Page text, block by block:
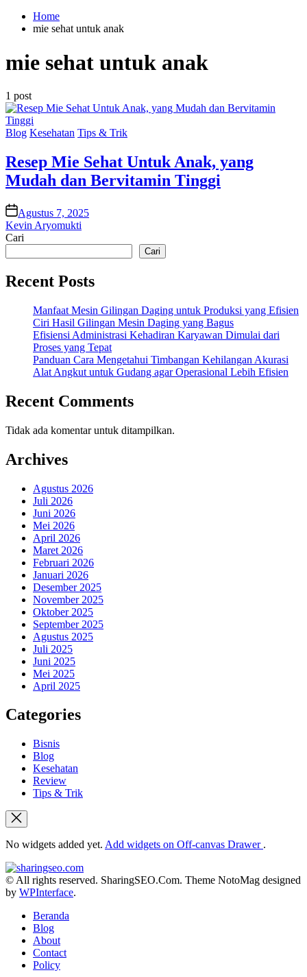
Home
mie sehat untuk anak
mie sehat untuk anak
1 post
Posted
Blog Kesehatan Tips & Trik
Resep Mie Sehat Untuk Anak, yang
Mudah dan Bervitamin Tinggi
on Agustus 7, 2025
Kevin Aryomukti
Cari
Cari
Recent Posts
Manfaat Mesin Gilingan Daging untuk Produksi yang Efisien
Ciri Hasil Gilingan Mesin Daging yang Bagus
Efisiensi Administrasi Kehadiran Karyawan Dimulai dari
Proses yang Tepat
Panduan Cara Mengetahui Timbangan Kehilangan Akurasi
Alat Angkut untuk Gudang agar Operasional Lebih Efisien
Recent Comments
Tidak ada komentar untuk ditampilkan.
Archives
Agustus 2026
Juli 2026
Juni 2026
Mei 2026
April 2026
Maret 2026
Februari 2026
Januari 2026
Desember 2025
November 2025
Oktober 2025
September 2025
Agustus 2025
Juli 2025
Juni 2025
Mei 2025
April 2025
Categories
Bisnis
Blog
Kesehatan
Review
Tips & Trik
No widgets added yet. Add widgets on Off-canvas Drawer .
sharingseo.com
© All rights reserved. SharingSEO.Com. Theme NotoMag designed
by WPInterface.
Beranda
Blog
About
Contact
Policy